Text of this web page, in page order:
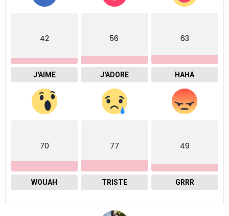
42
J'AIME
56
J'ADORE
63
HAHA
70
WOUAH
77
TRISTE
49
GRRR